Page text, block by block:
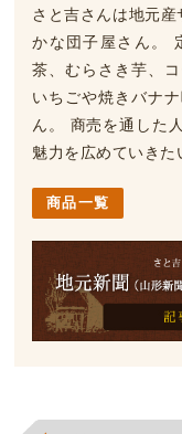
さと吉さんは地元
かな団子屋さん。
茶、むらさき芋、
いちごや焼きバナ
ん。 商売を通した
魅力を広めていきた
商品一覧